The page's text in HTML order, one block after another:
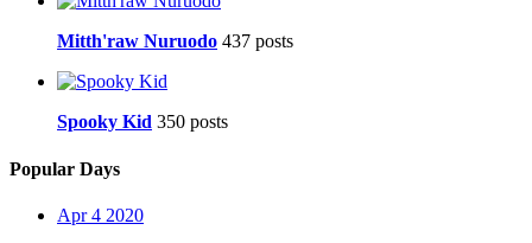
Mitth'raw Nuruodo 437 posts
Spooky Kid 350 posts
Popular Days
Apr 4 2020